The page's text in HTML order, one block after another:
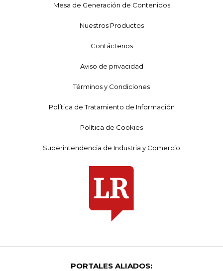
Mesa de Generación de Contenidos
Nuestros Productos
Contáctenos
Aviso de privacidad
Términos y Condiciones
Política de Tratamiento de Información
Política de Cookies
Superintendencia de Industria y Comercio
PORTALES ALIADOS: